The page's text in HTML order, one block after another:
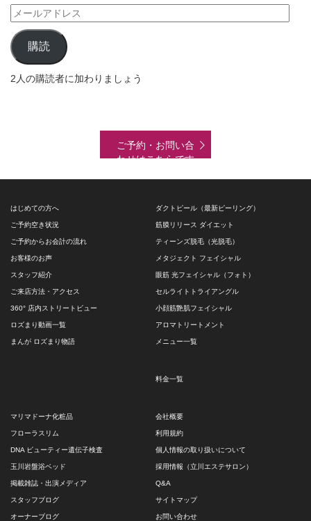
メ
ー
ル
ア
ド
レ
購読
2人の購読者に加わりましょう
ご予約・お問い合
わせはこちらです
はじめての方へ
ご予約空き状況
ご予約からお会計の流れ
お客様のお声
スタッフ紹介
ご来店方法・アクセス
360° 店内ストリートビュー
ロズまり動画一覧
まんが ロズまり物語
ダクトピール（最新ピーリング）
筋膜リリース ダイエット
ティーンズ脱毛（光脱毛）
メタジェクト フェイシャル
眼筋 光フェイシャル（フォト）
セルライトトライアングル
小顔筋艶肌フェイシャル
アロマトリートメント
メニュー一覧
料金一覧
マリマドーナ化粧品
フローラスリム
DNA ビューティー遺伝子検査
玉川岩盤浴ベッド
掲載雑誌・出演メディア
スタッフブログ
オーナーブログ
会社概要
利用規約
個人情報の取り扱いについて
採用情報（立川エステサロン）
Q&A
サイトマップ
お問い合わせ